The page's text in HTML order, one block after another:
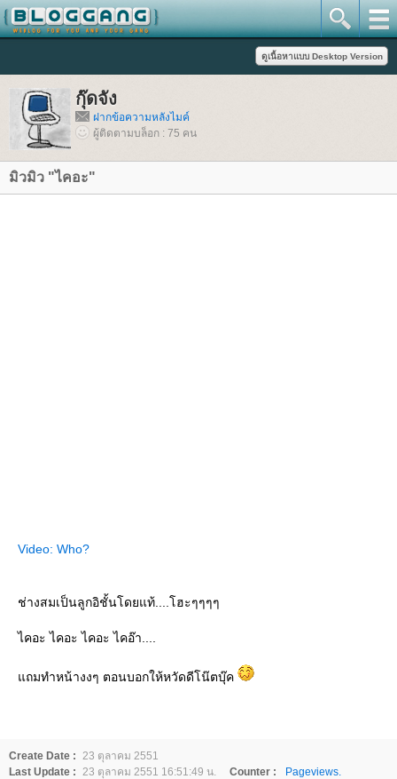
กุ๊ดจัง
ฝากข้อความหลังไมค์
ผู้ติดตามบล็อก : 75 คน
มิวมิว "ไคอะ"
Video: Who?
ช่างสมเป็นลูกอิชั้นโดยแท้....โฮะๆๆๆๆ
ไคอะ ไคอะ ไคอะ ไคอ๊า....
ถมทำหน้างงๆ ตอนบอกให้หวัดดีโน๊ตบุ๊ค
Create Date : 23 ตุลาคม 2551
Last Update : 23 ตุลาคม 2551 16:51:49 น. Counter :
Pageviews.